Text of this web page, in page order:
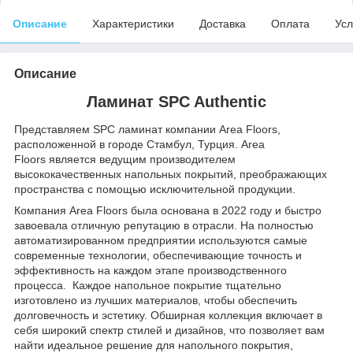
Описание Характеристики Доставка Оплата
Описание
Ламинат SPC Authentic
Представляем SPC ламинат компании Area Floors,
расположенной в городе Стамбул, Турция. Area
Floors является ведущим производителем
высококачественных напольных покрытий, преображающих
пространства с помощью исключительной продукции.
Компания Area Floors была основана в 2022 году и быстро
завоевала отличную репутацию в отрасли. На полностью
автоматизированном предприятии используются самые
современные технологии, обеспечивающие точность и
эффективность на каждом этапе производственного
процесса. Каждое напольное покрытие тщательно
изготовлено из лучших материалов, чтобы обеспечить
долговечность и эстетику. Обширная коллекция включает в
себя широкий спектр стилей и дизайнов, что позволяет вам
найти идеальное решение для напольного покрытия,